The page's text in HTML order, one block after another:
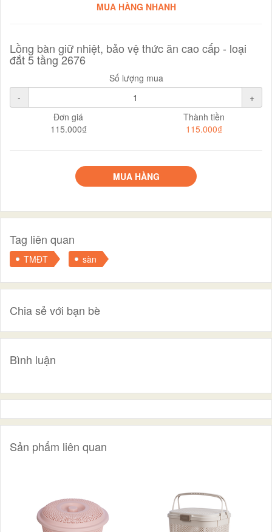
MUA HÀNG NHANH
Lồng bàn giữ nhiệt, bảo vệ thức ăn cao cấp - loại
đắt 5 tầng 2676
Số lượng mua
-
+
Đơn giá
115.000₫
Thành tiền
115.000₫
MUA HÀNG
Tag liên quan
TMĐT sàn
Chia sẻ với bạn bè
Bình luận
Sản phẩm liên quan